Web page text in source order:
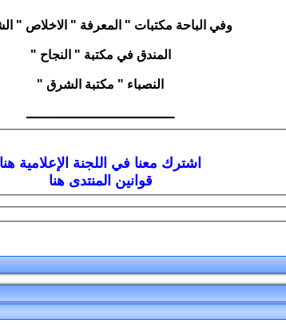
وفي الباحة مكتبات " المعرفة " الاخلاص "
المندق في مكتبة " النجاح "
النصباء " مكتبة الشرق "
ـــــــــــــــــــــــــــــــــــــ
اشترك معنا في اللجنة الإعلامية هنا
قوانين المنتدى هنا